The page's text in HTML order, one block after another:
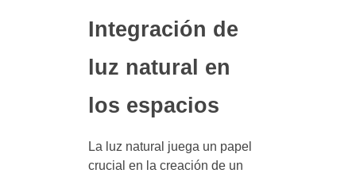
Integración de
luz natural en
los espacios
La luz natural juega un papel
crucial en la creación de un